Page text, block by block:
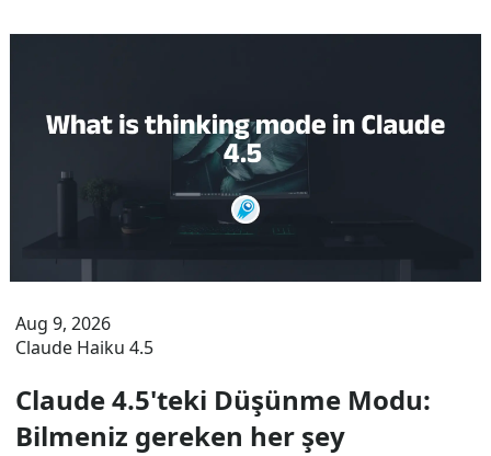
Aug 9, 2026
Claude Haiku 4.5
Claude 4.5'teki Düşünme Modu:
Bilmeniz gereken her şey